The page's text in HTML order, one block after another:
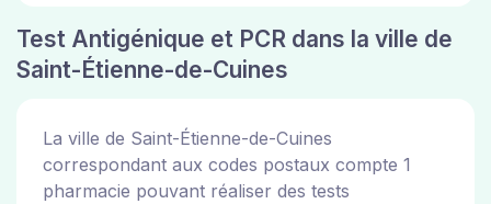
Test Antigénique et PCR dans la ville de
Saint-Étienne-de-Cuines
La ville de Saint-Étienne-de-Cuines
correspondant aux codes postaux compte 1
pharmacie pouvant réaliser des tests